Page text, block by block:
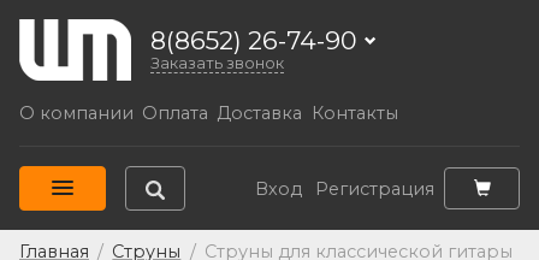
8(8652) 26-74-90
Заказать звонок
О компании Оплата Доставка Контакты
Вход Регистрация
Главная / Струны / Струны для классической гитары